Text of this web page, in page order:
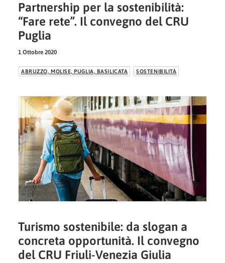
Partnership per la sostenibilità:
“Fare rete”. Il convegno del CRU
Puglia
1 Ottobre 2020
ABRUZZO, MOLISE, PUGLIA, BASILICATA SOSTENIBILITÀ
Turismo sostenibile: da slogan a
concreta opportunità. Il convegno
del CRU Friuli-Venezia Giulia